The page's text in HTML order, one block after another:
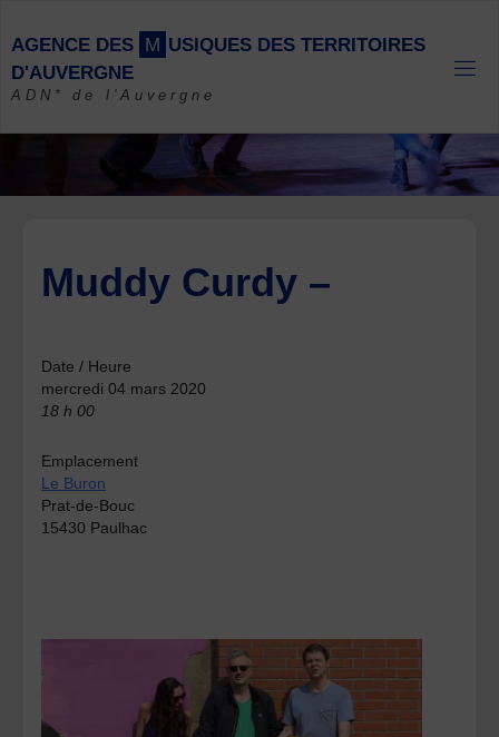
content
AGENCE DES M USIQUES DES TERRITOIRES
D'AUVERGNE
ADN* de l'Auvergne
Muddy Curdy –
Date / Heure
mercredi 04 mars 2020
18 h 00
Emplacement
Le Buron
Prat-de-Bouc
15430 Paulhac